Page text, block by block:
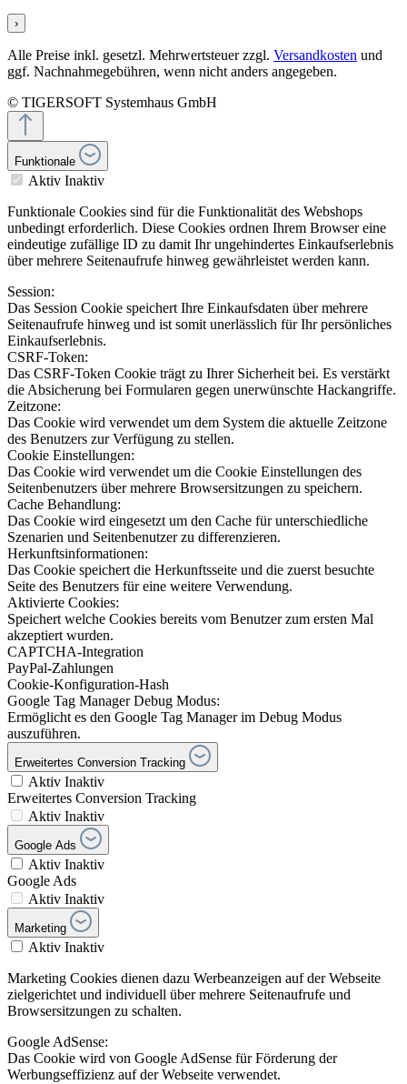
›
Alle Preise inkl. gesetzl. Mehrwertsteuer zzgl. Versandkosten und
ggf. Nachnahmegebühren, wenn nicht anders angegeben.
© TIGERSOFT Systemhaus GmbH
Funktionale
Aktiv Inaktiv
Funktionale Cookies sind für die Funktionalität des Webshops
unbedingt erforderlich. Diese Cookies ordnen Ihrem Browser eine
eindeutige zufällige ID zu damit Ihr ungehindertes Einkaufserlebnis
über mehrere Seitenaufrufe hinweg gewährleistet werden kann.
Session:
Das Session Cookie speichert Ihre Einkaufsdaten über mehrere
Seitenaufrufe hinweg und ist somit unerlässlich für Ihr persönliches
Einkaufserlebnis.
CSRF-Token:
Das CSRF-Token Cookie trägt zu Ihrer Sicherheit bei. Es verstärkt
die Absicherung bei Formularen gegen unerwünschte Hackangriffe.
Zeitzone:
Das Cookie wird verwendet um dem System die aktuelle Zeitzone
des Benutzers zur Verfügung zu stellen.
Cookie Einstellungen:
Das Cookie wird verwendet um die Cookie Einstellungen des
Seitenbenutzers über mehrere Browsersitzungen zu speichern.
Cache Behandlung:
Das Cookie wird eingesetzt um den Cache für unterschiedliche
Szenarien und Seitenbenutzer zu differenzieren.
Herkunftsinformationen:
Das Cookie speichert die Herkunftsseite und die zuerst besuchte
Seite des Benutzers für eine weitere Verwendung.
Aktivierte Cookies:
Speichert welche Cookies bereits vom Benutzer zum ersten Mal
akzeptiert wurden.
CAPTCHA-Integration
PayPal-Zahlungen
Cookie-Konfiguration-Hash
Google Tag Manager Debug Modus:
Ermöglicht es den Google Tag Manager im Debug Modus
auszuführen.
Erweitertes Conversion Tracking
Aktiv Inaktiv
Erweitertes Conversion Tracking
Aktiv Inaktiv
Google Ads
Aktiv Inaktiv
Google Ads
Aktiv Inaktiv
Marketing
Aktiv Inaktiv
Marketing Cookies dienen dazu Werbeanzeigen auf der Webseite
zielgerichtet und individuell über mehrere Seitenaufrufe und
Browsersitzungen zu schalten.
Google AdSense:
Das Cookie wird von Google AdSense für Förderung der
Werbungseffizienz auf der Webseite verwendet.